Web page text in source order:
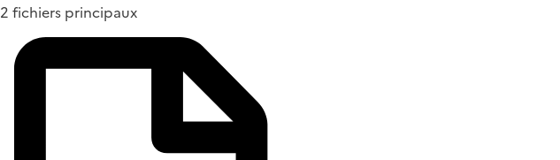
2 fichiers principaux